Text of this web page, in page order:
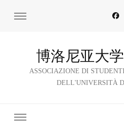
博洛尼亚大
ASSOCIAZIONE DI
DELL'UNIVERSITÀ